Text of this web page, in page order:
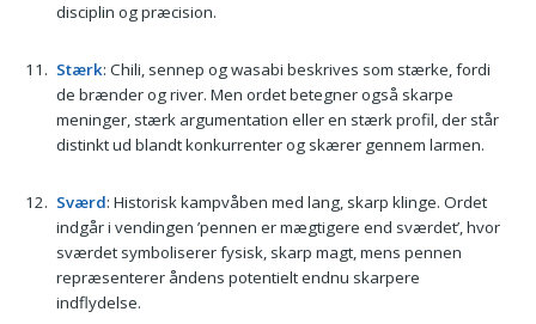
disciplin og præcision.
Stærk: Chili, sennep og wasabi beskrives som stærke, fordi
de brænder og river. Men ordet betegner også skarpe
meninger, stærk argumentation eller en stærk profil, der står
distinkt ud blandt konkurrenter og skærer gennem larmen.
Sværd: Historisk kampvåben med lang, skarp klinge. Ordet
indgår i vendingen ’pennen er mægtigere end sværdet’, hvor
sværdet symboliserer fysisk, skarp magt, mens pennen
repræsenterer åndens potentielt endnu skarpere
indflydelse.